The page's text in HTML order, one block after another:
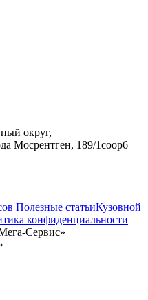
округ,
Мосрентген, 189/1соор6
Полезные статьиКузовной
конфиденциальности